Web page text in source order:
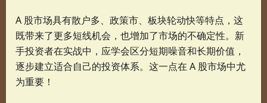
A 股市场具有散户多、政策市、板块轮动快等特点，这
既带来了更多短线机会，也增加了市场的不确定性。新
手投资者在实战中，应学会区分短期噪音和长期价值，
逐步建立适合自己的投资体系。这一点在 A 股市场中尤
为重要！